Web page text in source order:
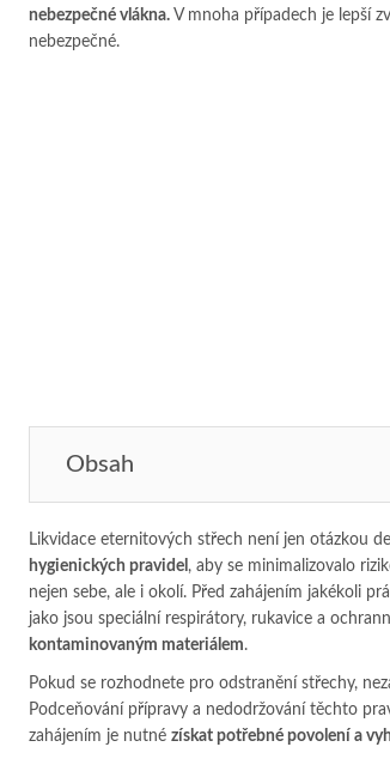
nebezpečné vlákna. V mnoha případech je lepší
nebezpečné.
Obsah
Likvidace eternitových střech není jen otázkou
hygienických pravidel , aby se minimalizovalo
nejen sebe, ale i okolí. Před zahájením jakékoli
jako jsou speciální respirátory, rukavice a
kontaminovaným materiálem.
Pokud se rozhodnete pro odstranění střechy,
Podceňování přípravy a nedodržování těchto
zahájením je nutné získat potřebné povolení a